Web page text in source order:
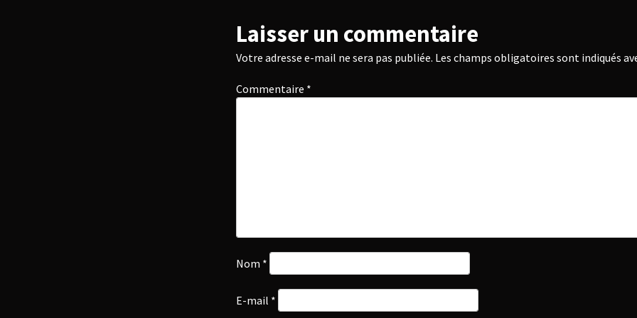
Laisser un commentaire
Votre adresse e-mail ne sera pas publiée. Les champs obligatoires sont indiqués
Commentaire *
Nom *
E-mail *